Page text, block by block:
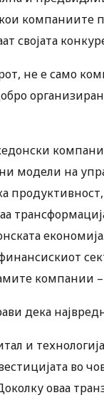
компаниите
својата
не е само
модели на
компании
дека
и
во
оваа